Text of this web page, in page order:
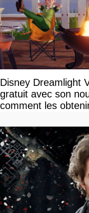
Disney Dreamlight
gratuit avec son
comment les